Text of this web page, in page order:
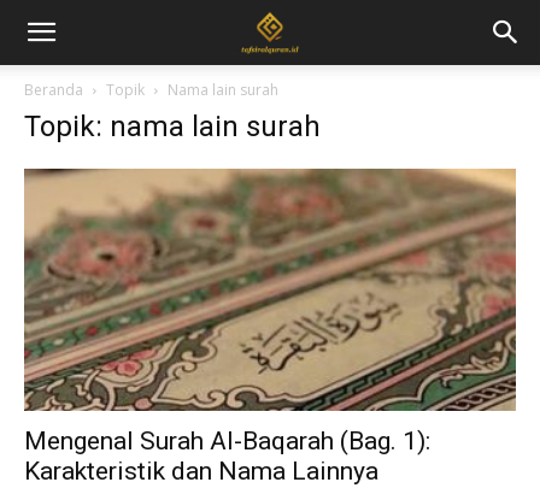
Beranda Topik Nama lain surah
Topik: nama lain surah
Mengenal Surah Al-Baqarah (Bag. 1):
Karakteristik dan Nama Lainnya